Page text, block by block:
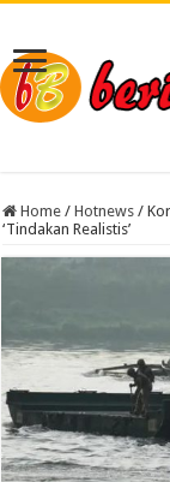
Home / Hotnews /
‘Tindakan Realistis’